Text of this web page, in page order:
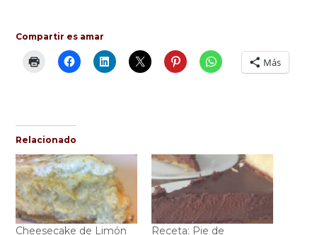
Compartir es amar
Más
Relacionado
Cheesecake de Limón Receta: Pie de